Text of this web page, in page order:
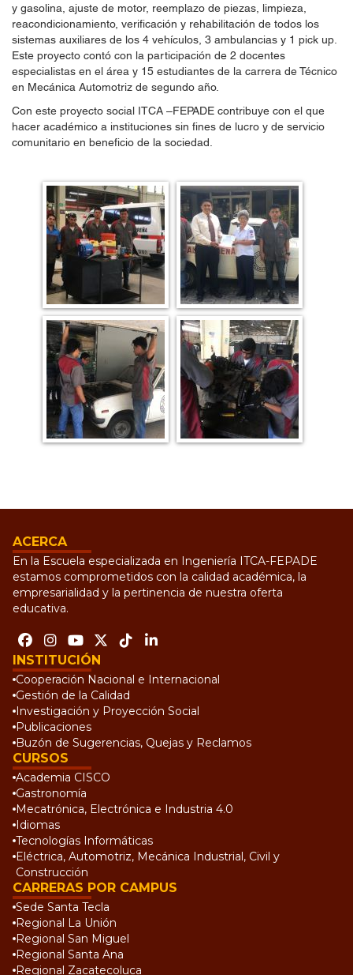
y gasolina, ajuste de motor, reemplazo de piezas, limpieza,
reacondicionamiento, verificación y rehabilitación de todos los
sistemas auxiliares de los 4 vehículos, 3 ambulancias y 1 pick up.
Este proyecto contó con la participación de 2 docentes
especialistas en el área y 15 estudiantes de la carrera de Técnico
en Mecánica Automotriz de segundo año.
Con este proyecto social ITCA –FEPADE contribuye con el que
hacer académico a instituciones sin fines de lucro y de servicio
comunitario en beneficio de la sociedad.
ACERCA
En la Escuela especializada en Ingeniería ITCA-FEPADE
estamos comprometidos con la calidad académica, la
empresarialidad y la pertinencia de nuestra oferta
educativa.
INSTITUCIÓN
Cooperación Nacional e Internacional
Gestión de la Calidad
Investigación y Proyección Social
Publicaciones
Buzón de Sugerencias, Quejas y Reclamos
CURSOS
Academia CISCO
Gastronomía
Mecatrónica, Electrónica e Industria 4.0
Idiomas
Tecnologías Informáticas
Eléctrica, Automotriz, Mecánica Industrial, Civil y
Construcción
CARRERAS POR CAMPUS
Sede Santa Tecla
Regional La Unión
Regional San Miguel
Regional Santa Ana
Regional Zacatecoluca